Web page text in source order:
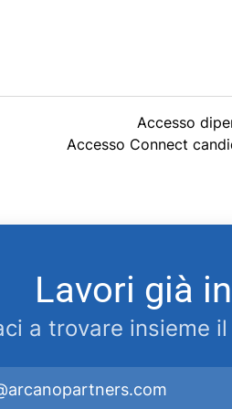
Accesso
Accesso Connect
Lavori già
a trovare insieme